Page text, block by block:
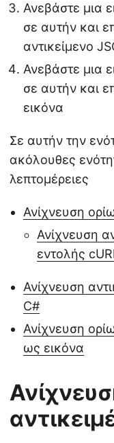
Ανεβάστε μια
σε αυτήν και
αντικείμενο
Ανεβάστε μια
σε αυτήν και
εικόνα
Σε αυτήν την
ακόλουθες
λεπτομέρειες
Ανίχνευση
Ανίχνευση
εντολής
Ανίχνευση
C#
Ανίχνευση
ως εικόνα